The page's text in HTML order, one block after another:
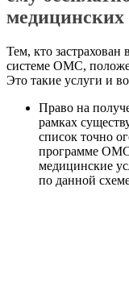
медицинских
Тем, кто застрахован
системе ОМС,
Это такие услуги и
Право на
рамках
список точно
программе
медицинские
по данной